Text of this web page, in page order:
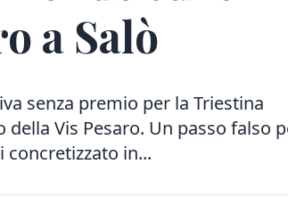
a Salò
senza premio per la Triestina
Vis Pesaro. Un passo falso
concretizzato in...